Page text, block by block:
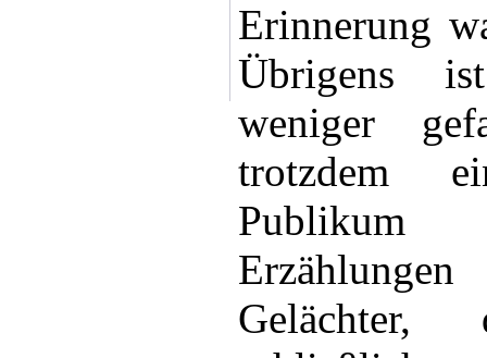
Erinnerung
Übrigens
weniger
trotzdem
Publikum